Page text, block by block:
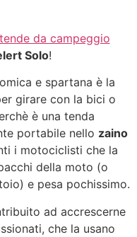
tende da campeggio
Solo!
e spartana è la
girare con la bici o
è una tenda
portabile nello zaino
i motociclisti che la
della moto (o
e pesa pochissimo.
ad accrescerne
che la usano